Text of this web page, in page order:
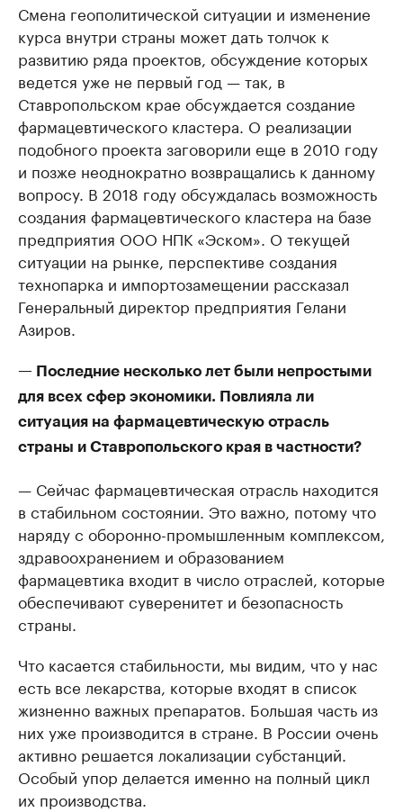
Смена геополитической ситуации и изменение
курса внутри страны может дать толчок к
развитию ряда проектов, обсуждение которых
ведется уже не первый год — так, в
Ставропольском крае обсуждается создание
фармацевтического кластера. О реализации
подобного проекта заговорили еще в 2010 году
и позже неоднократно возвращались к данному
вопросу. В 2018 году обсуждалась возможность
создания фармацевтического кластера на базе
предприятия ООО НПК «Эском». О текущей
ситуации на рынке, перспективе создания
технопарка и импортозамещении рассказал
Генеральный директор предприятия Гелани
Азиров.
— Последние несколько лет были непростыми
для всех сфер экономики. Повлияла ли
ситуация на фармацевтическую отрасль
страны и Ставропольского края в частности?
— Сейчас фармацевтическая отрасль находится
в стабильном состоянии. Это важно, потому что
наряду с оборонно-промышленным комплексом,
здравоохранением и образованием
фармацевтика входит в число отраслей, которые
обеспечивают суверенитет и безопасность
страны.
Что касается стабильности, мы видим, что у нас
есть все лекарства, которые входят в список
жизненно важных препаратов. Большая часть из
них уже производится в стране. В России очень
активно решается локализации субстанций.
Особый упор делается именно на полный цикл
их производства.